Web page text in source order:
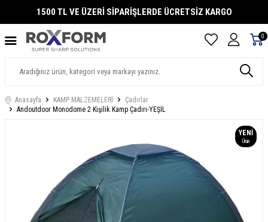
1500 TL VE ÜZERİ SİPARİŞLERDE ÜCRETSİZ KARGO
0
Anasayfa KAMP MALZEMELERİ
Çadırlar
Andoutdoor Monodome 2 Kişilik Kamp Çadırı-YEŞİL
YENI
Ürün